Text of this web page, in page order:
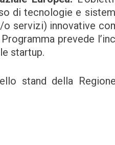
di tecnologie e
servizi) innovative
prevede
startup.
stand della